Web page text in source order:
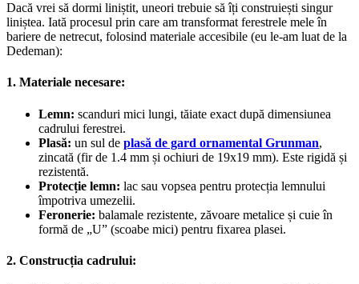
Dacă vrei să dormi liniștit, uneori trebuie să îți construiești singur
liniștea. Iată procesul prin care am transformat ferestrele mele în
bariere de netrecut, folosind materiale accesibile (eu le-am luat de la
Dedeman):
1. Materiale necesare:
Lemn: scanduri mici lungi, tăiate exact după dimensiunea
cadrului ferestrei.
Plasă: un sul de plasă de gard ornamental Grunman,
zincată (fir de 1.4 mm și ochiuri de 19x19 mm). Este rigidă și
rezistentă.
Protecție lemn: lac sau vopsea pentru protecția lemnului
împotriva umezelii.
Feronerie: balamale rezistente, zăvoare metalice și cuie în
formă de „U” (scoabe mici) pentru fixarea plasei.
2. Construcția cadrului: